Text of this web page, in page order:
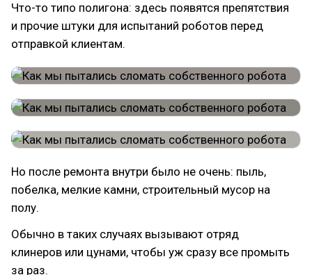
Что-то типо полигона: здесь появятся препятствия
и прочие штуки для испытаний роботов перед
отправкой клиентам.
Но после ремонта внутри было не очень: пыль,
побелка, мелкие камни, строительный мусор на
полу.
Обычно в таких случаях вызывают отряд
клинеров или цунами, чтобы уж сразу все промыть
за раз.